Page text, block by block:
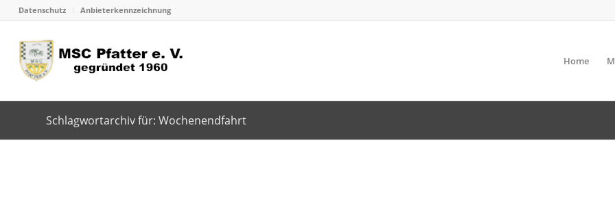
Datenschutz Anbieterkennzeichnung
Home
Schlagwortarchiv für: Wochenendfahrt